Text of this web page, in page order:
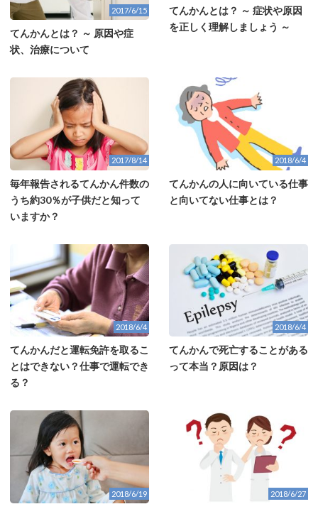
2017/6/15
てんかんとは？ ～ 原因や症
状、治療について
てんかんとは？ ～ 症状や原因
を正しく理解しましょう ～
2017/8/14
毎年報告されるてんかん件数の
うち約30％が子供だと知って
いますか？
2018/6/4
てんかんの人に向いている仕事
と向いてない仕事とは？
2018/6/4
てんかんだと運転免許を取るこ
とはできない？仕事で運転でき
る？
2018/6/4
てんかんで死亡することがある
って本当？原因は？
2018/6/19 2018/6/27